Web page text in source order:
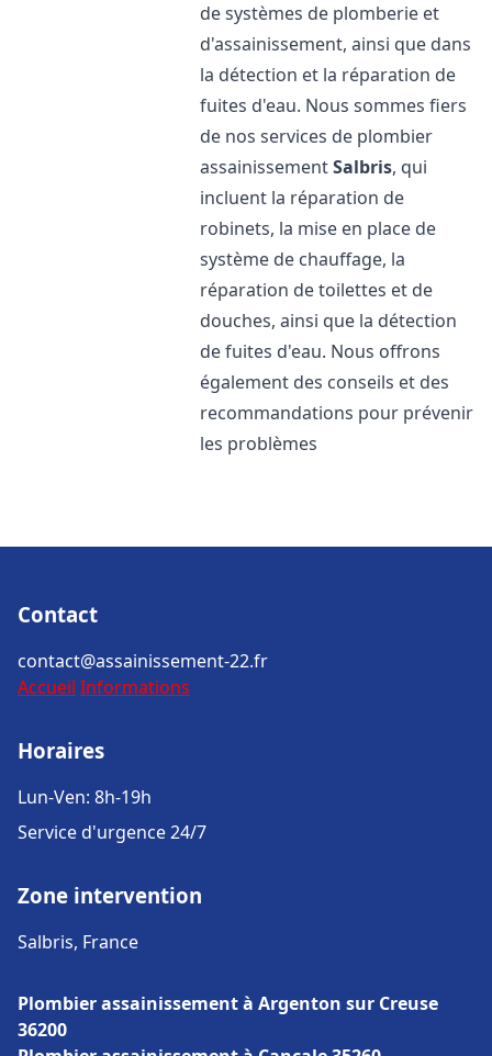
de systèmes de plomberie et
d'assainissement, ainsi que dans
la détection et la réparation de
fuites d'eau. Nous sommes fiers
de nos services de plombier
assainissementSalbris, qui
incluent la réparation de
robinets, la mise en place de
système de chauffage, la
réparation de toilettes et de
douches, ainsi que la détection
de fuites d'eau. Nous offrons
également des conseils et des
recommandations pour prévenir
les problèmes
Contact
contact@assainissement-22.fr
Accueil Informations
Horaires
Lun-Ven: 8h-19h
Service d'urgence 24/7
Zone intervention
Salbris, France
Plombier assainissement à Argenton sur Creuse
36200